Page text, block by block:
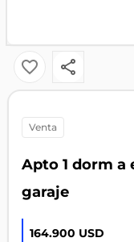
venta
Apto 1 dorm a
garaje
164.900 USD